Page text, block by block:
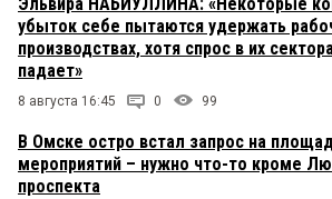
убыток себе пытаются удержать
производствах, хотя спрос в их
падает»
8 августа 16:45 0 99
В Омске остро встал запрос на
мероприятий – нужно что-то кроме
проспекта